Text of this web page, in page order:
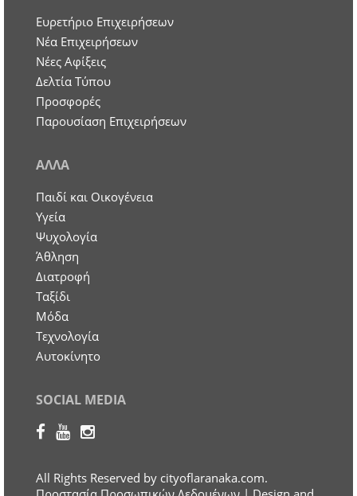
Ευρετήριο Επιχειρήσεων
Nέα Επιχειρήσεων
Νέες Αφίξεις
Δελτία Τύπου
Προσφορές
Παρουσίαση Επιχειρήσεων
ΑΛΛΑ
Παιδί και Οικογένεια
Υγεία
Ψυχολογία
Άθληση
Διατροφή
Ταξίδι
Μόδα
Τεχνολογία
Αυτοκίνητο
SOCIAL MEDIA
All Rights Reserved by cityoflaranaka.com.